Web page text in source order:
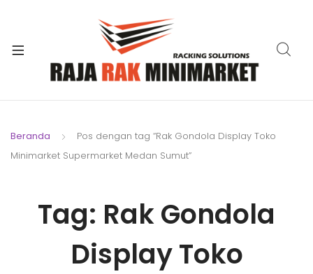
Beranda
Pos dengan tag “Rak Gondola Display Toko
Minimarket Supermarket Medan Sumut”
Tag: Rak Gondola
Display Toko